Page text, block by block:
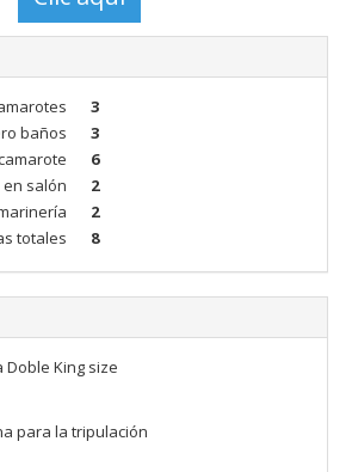
3
baños
3
6
en salón
2
2
totales
8
Doble King size
para la tripulación